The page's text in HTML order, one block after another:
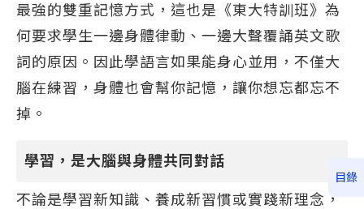
最強的雙重記憶方式，這也是《東大特訓班》為
何要求學生一邊身體律動、一邊大聲覆誦英文歌
詞的原因。因此學語言如果能身心並用，不僅大
腦在練習，身體也會幫你記憶，讓你想忘都忘不
掉。
學習，是大腦與身體共同對話
不論是學習新知識、養成新習慣或實踐新理念，
目錄